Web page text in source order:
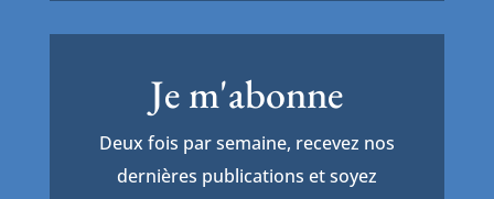
Je m'abonne
Deux fois par semaine, recevez nos
dernières publications et soyez